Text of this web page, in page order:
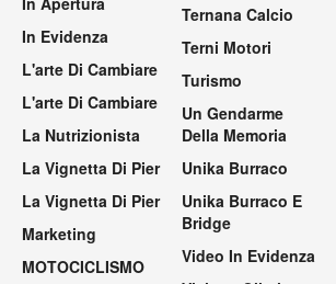
In Evidenza
L'arte Di Cambiare
L'arte Di Cambiare
La Nutrizionista
La Vignetta Di Pier
La Vignetta Di Pier
Marketing
MOTOCICLISMO
Ternana Calcio
Terni Motori
Turismo
Un Gendarme
Della Memoria
Unika Burraco
Unika Burraco E
Bridge
Video In Evidenza